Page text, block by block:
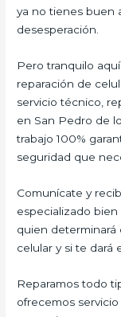
ya no tienes buen
desesperación.
Pero tranquilo
reparación de
servicio técnico,
en San Pedro de
trabajo 100%
seguridad que
Comunícate y
especializado
quien
celular y si te dará
Reparamos todo
ofrecemos